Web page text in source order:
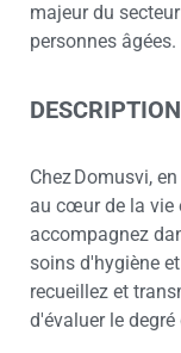
majeur du
personnes âgées.
Chez Domusvi,
au cœur de la vie
accompagnez
soins d'hygiène
recueillez et
d'évaluer le